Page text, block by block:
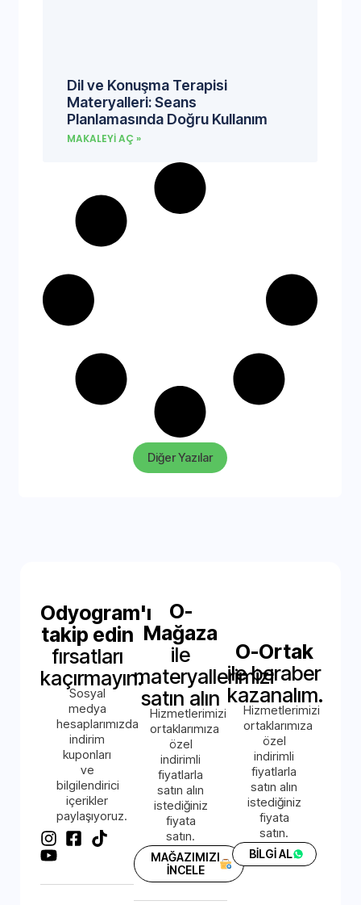
Dil ve Konuşma Terapisi
Materyalleri: Seans
Planlamasında Doğru Kullanım
MAKALEYI AÇ »
Diğer Yazılar
Odyogram'ı
takip edin
fırsatları
kaçırmayın.
Sosyal
medya
hesaplarımızda
indirim
kuponları
ve
bilgilendirici
içerikler
paylaşıyoruz.
O-
Mağaza
ile
materyallerimizi
satın alın
Hizmetlerimizi
ortaklarımıza
özel
indirimli
fiyatlarla
satın alın
istediğiniz
fiyata
satın.
MAĞAZIMIZI
İNCELE
O-Ortak
ile beraber
kazanalım.
Hizmetlerimizi
ortaklarımıza
özel
indirimli
fiyatlarla
satın alın
istediğiniz
fiyata
satın.
BİLGİ AL